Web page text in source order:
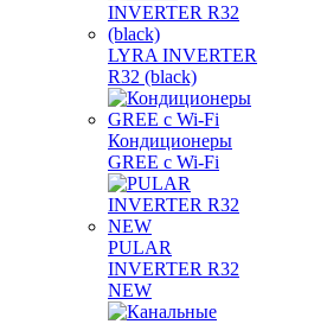
LYRA INVERTER
R32 (black)
Кондиционеры
GREE с Wi-Fi
PULAR
INVERTER R32
NEW